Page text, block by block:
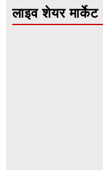
लाइव शेयर मार्केट